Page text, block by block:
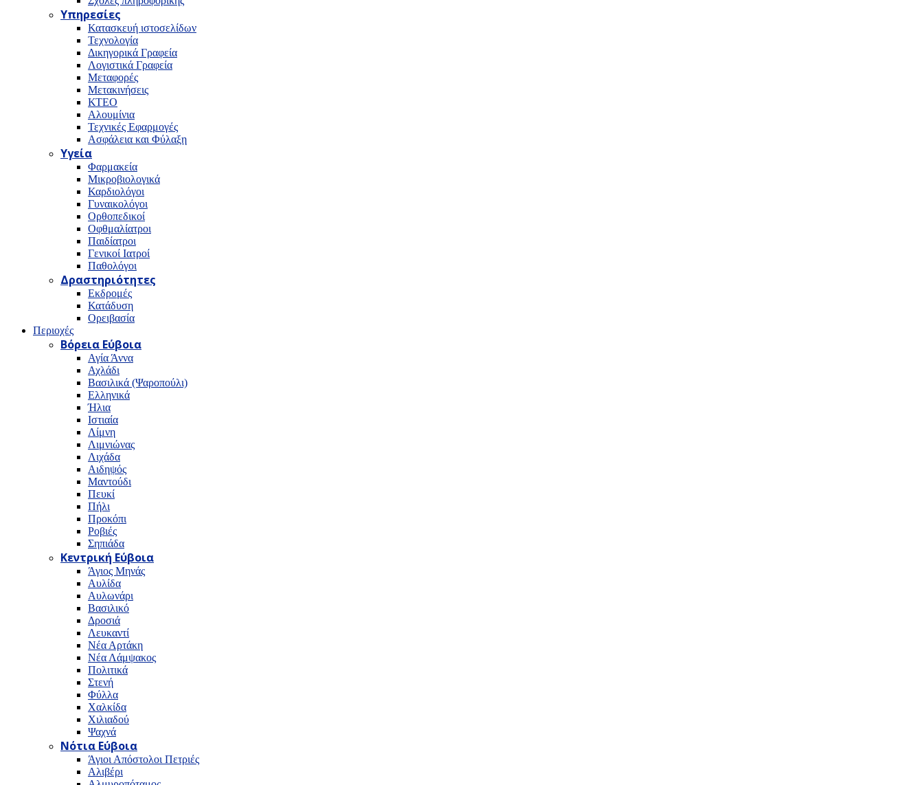
Υπηρεσίες
Κατασκευή ιστοσελίδων
Τεχνολογία
Δικηγορικά Γραφεία
Λογιστικά Γραφεία
Μεταφορές
Μετακινήσεις
ΚΤΕΟ
Αλουμίνια
Τεχνικές Εφαρμογές
Ασφάλεια και Φύλαξη
Υγεία
Φαρμακεία
Μικροβιολογικά
Καρδιολόγοι
Γυναικολόγοι
Ορθοπεδικοί
Οφθμαλίατροι
Παιδίατροι
Γενικοί Ιατροί
Παθολόγοι
Δραστηριότητες
Εκδρομές
Κατάδυση
Ορειβασία
Περιοχές
Βόρεια Εύβοια
Αγία Άννα
Αχλάδι
Βασιλικά (Ψαροπούλι)
Ελληνικά
Ήλια
Ιστιαία
Λίμνη
Λιμνιώνας
Λιχάδα
Αιδηψός
Μαντούδι
Πευκί
Πήλι
Προκόπι
Ροβιές
Σηπιάδα
Κεντρική Εύβοια
Άγιος Μηνάς
Αυλίδα
Αυλωνάρι
Βασιλικό
Δροσιά
Λευκαντί
Νέα Αρτάκη
Νέα Λάμψακος
Πολιτικά
Στενή
Φύλλα
Χαλκίδα
Χιλιαδού
Ψαχνά
Νότια Εύβοια
Άγιοι Απόστολοι Πετριές
Αλιβέρι